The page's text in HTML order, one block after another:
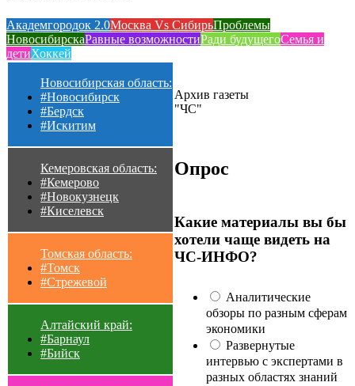
Академгородок 2.0Москва Vs СибирьПроблемы
НовосибирскаРавные возможностиРади будущегоСемья и
детиХоккей
Новосибирская область:
#Новосибирск
#Бердск
#Искитим
Кемеровская область:
#Кемерово
#Новокузнецк
#Киселевск
Томская область:
#Томск
#Стрежевой
Алтайский край:
#Барнаул
#Бийск
Архив газеты
"ЧС"
Опрос
Какие материалы вы бы
хотели чаще видеть на
ЧС-ИНФО?
Аналитические
обзоры по разным сферам
экономики
Развернутые
интервью с экспертами в
разных областях знаний